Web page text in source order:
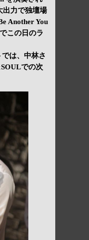
出力で独壇場
Another You
この日のラ
は、中林さ
での次